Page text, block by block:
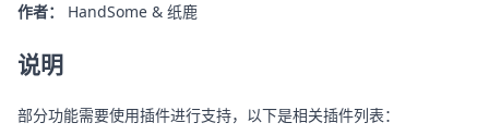
作者：
HandSome & 纸鹿
说明
部分功能需要使用插件进行支持，以下是相关插件列表：